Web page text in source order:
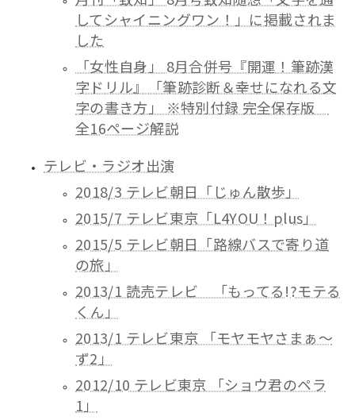
してシャイニングワン！」に掲載されま
した
「女性自身」 8月合併号『開運！筆跡漢
字ドリル』「筆跡診断＆幸せになれる文
字の書き方」 ※特別付録 完全保存版
全16ページ解説
テレビ・ラジオ出演
2018/3 テレビ朝日「じゅん散歩」
2015/7 テレビ東京「L4YOU！plus」
2015/5 テレビ朝日「路線バスで寄り道
の旅」
2013/1 読売テレビ 「もってる!?モテる
くん」
2013/1 テレビ東京 「モヤモヤさまぁ～
ず2」
2012/10 テレビ東京 「ショウ君のペラ
1」